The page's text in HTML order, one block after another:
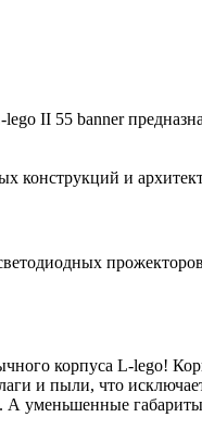
II 55 banner
конструкций и
корпуса L-lego!
и пыли, что
А уменьшенные